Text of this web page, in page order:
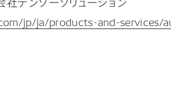
jp/ja/products-and-services/